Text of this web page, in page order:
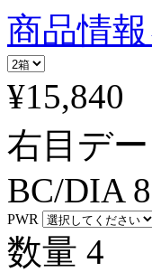
商品情
¥15,840
右目デ
BC/DIA
PWR
数量 4